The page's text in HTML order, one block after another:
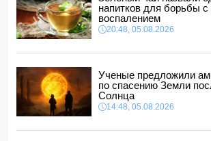
Кем был погибший при падении в шахту
торговом центре Баку?
11:34, 06.08.2026
лишнего веса- ФОТО
11:32, 06.08.2026
напитков для борьбы с
воспалением
20:48, 05.08.2026
Ученые предложили
по спасению Земли
Солнца
14:48, 05.08.2026